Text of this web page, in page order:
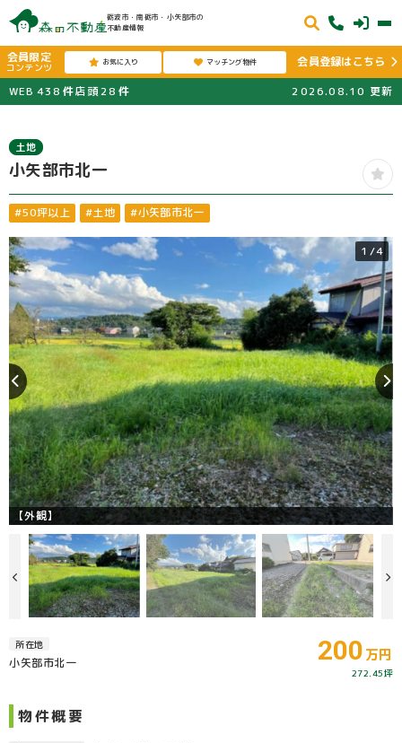
砺波市・南砺市・小矢部市の
不動産情報
会員限定
コンテンツ お気に入り マッチング物件
会員登録はこちら
WEB 438 件店頭28 件 2026.08.10 更新
土地
小矢部市北一
#50坪以上 #土地 #小矢部市北一
1 /4
【外観】
所在地
小矢部市北一 200万円
272.45坪
物件概要